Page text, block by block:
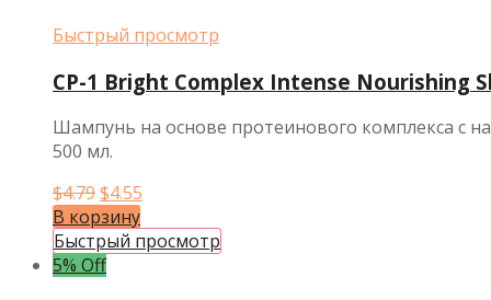
Быстрый просмотр
CP-1 Bright Complex Intense Nourishing
Шампунь на основе протеинового комплекса с
500 мл.
$4.79Первоначальная
цена
составляла
$4.79.
$4.55
$4.55.
В корзину
Быстрый просмотр
5% Off